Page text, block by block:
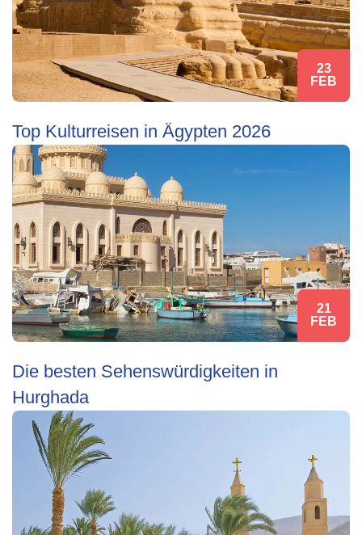
23
FEB
Top Kulturreisen in Ägypten 2026
21
FEB
Die besten Sehenswürdigkeiten in
Hurghada